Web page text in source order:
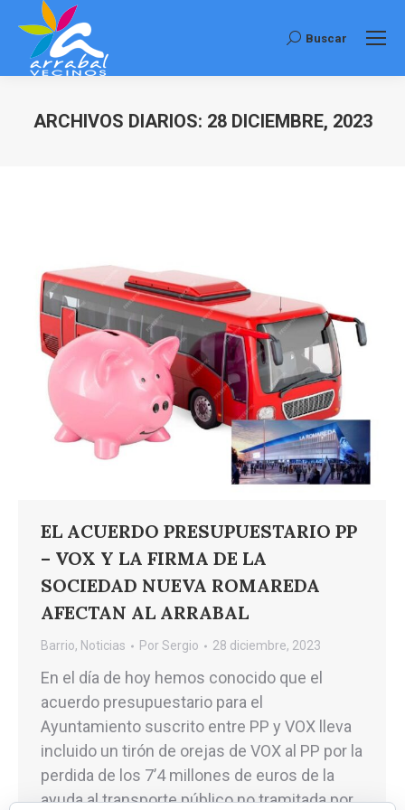
Buscar:
Buscar
ARCHIVOS DIARIOS: 28 DICIEMBRE, 2023
EL ACUERDO PRESUPUESTARIO PP
– VOX Y LA FIRMA DE LA
SOCIEDAD NUEVA ROMAREDA
AFECTAN AL ARRABAL
Barrio, Noticias PorSergio 28 diciembre, 2023
En el día de hoy hemos conocido que el
acuerdo presupuestario para el
Ayuntamiento suscrito entre PP y VOX lleva
incluido un tirón de orejas de VOX al PP por la
perdida de los 7’4 millones de euros de la
ayuda al transporte público no tramitada por